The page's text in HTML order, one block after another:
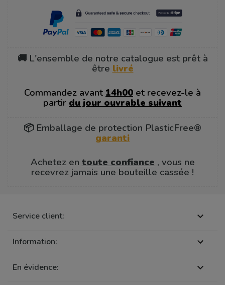
🚚 L'ensemble de notre catalogue est prêt à
être livré
Commandez avant 14h00 et recevez-le à
partir du jour ouvrable suivant
📦 Emballage de protection PlasticFree®
garanti
Achetez en toute confiance , vous ne
recevrez jamais une bouteille cassée !
Service client: 
Information: 
En évidence: 